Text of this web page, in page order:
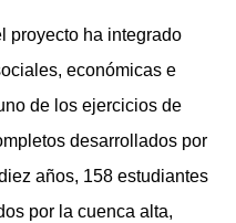
proyecto ha integrado
económicas e
de los ejercicios de
desarrollados por
años, 158 estudiantes
por la cuenca alta,